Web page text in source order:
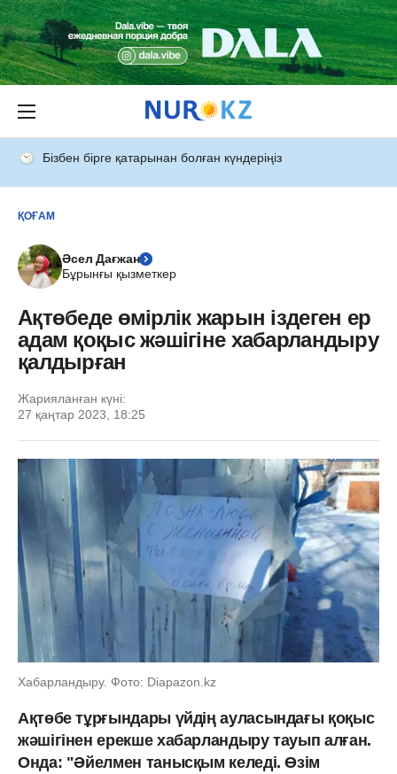
Бізбен бірге қатарынан болған күндеріңіз
ҚОҒАМ
Әсел Дағжан
Бұрынғы қызметкер
Ақтөбеде өмірлік жарын іздеген ер
адам қоқыс жәшігіне хабарландыру
қалдырған
Жарияланған күні:
27 қаңтар 2023, 18:25
Хабарландыру. Фото: Diapazon.kz
Ақтөбе тұрғындары үйдің ауласындағы қоқыс
жәшігінен ерекше хабарландыру тауып алған.
Онда: "Әйелмен танысқым келеді. Өзім